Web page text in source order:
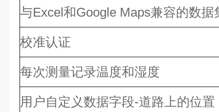
与Excel和Google Maps兼容的数据
校准认证
每次测量记录温度和湿度
用户自定义数据字段-道路上的位